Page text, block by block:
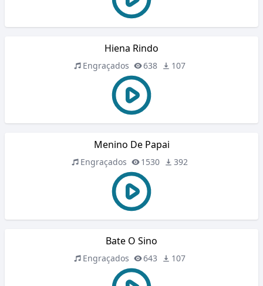
Hiena Rindo
Engraçados 638 107
Menino De Papai
Engraçados 1530 392
Bate O Sino
Engraçados 643 107